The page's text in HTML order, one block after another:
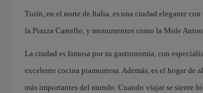
Turín, en el norte de Italia, es una ciudad elegante
la Piazza Castello, y monumentos como la Mole
La ciudad es famosa por su gastronomía, con
excelente cocina piamontesa. Además, es el hogar
más importantes del mundo. Cuando viajar se siente